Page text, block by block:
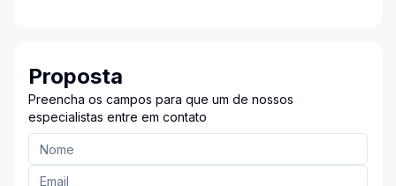
Proposta
Preencha os campos para que um de nossos
especialistas entre em contato